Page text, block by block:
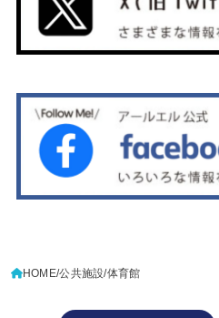
HOME 公共施設 体育館